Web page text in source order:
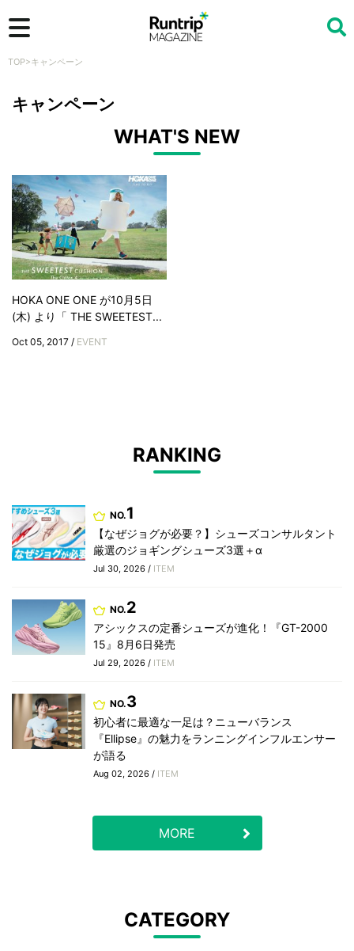
TOP>キャンペーン
キャンペーン
WHAT'S NEW
HOKA ONE ONE が10月5日
(木) より「 THE SWEETEST...
Oct 05, 2017 / EVENT
RANKING
NO.1
【なぜジョグが必要？】シューズコンサルタント
厳選のジョギングシューズ3選＋α
Jul 30, 2026 / ITEM
NO.2
アシックスの定番シューズが進化！『GT-2000
15』8月6日発売
Jul 29, 2026 / ITEM
NO.3
初心者に最適な一足は？ニューバランス
『Ellipse』の魅力をランニングインフルエンサー
が語る
Aug 02, 2026 / ITEM
MORE
CATEGORY